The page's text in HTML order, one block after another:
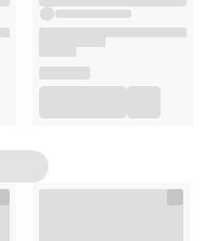
biosiarka, fitosfingozyna,
olejek z drzewa herbacianego,
skóry.